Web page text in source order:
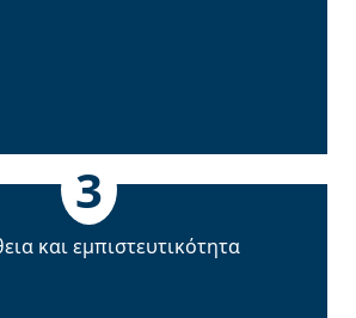
3
και εµπιστευτικότητα